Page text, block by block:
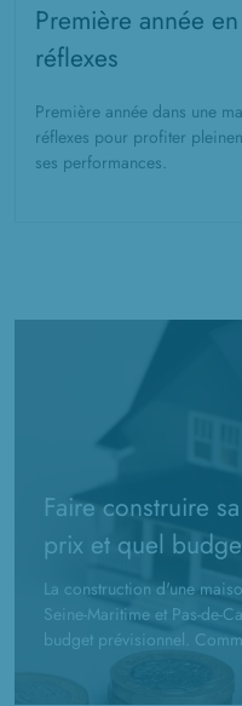
Première année
réflexes
Première année dans une
réflexes pour profiter
ses performances.
Faire construire
prix et quel
La construction d'une
Seine-Maritime et Pas-de-
budget prévisionnel.